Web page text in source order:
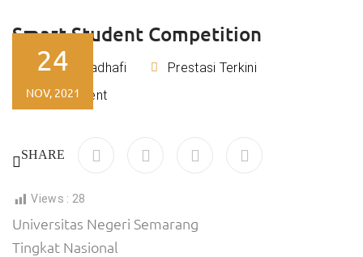
Smart Student Competition
By Rizky Kadhafi
Prestasi Terkini
No Comment
24
NOV, 2021
SHARE
Views : 28
Universitas Negeri Semarang
Tingkat Nasional